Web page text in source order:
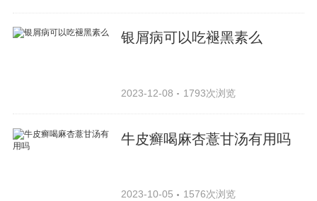
银屑病可以吃褪黑素么
2023-12-08 1793次浏览
牛皮癣喝麻杏薏甘汤有用吗
2023-10-05 1576次浏览